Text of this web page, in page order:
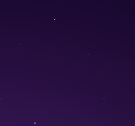
coccineum) - Conservation Nature